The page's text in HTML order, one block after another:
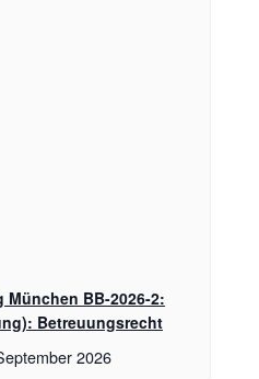
BB-2026-2:
Betreuungsrecht
2026